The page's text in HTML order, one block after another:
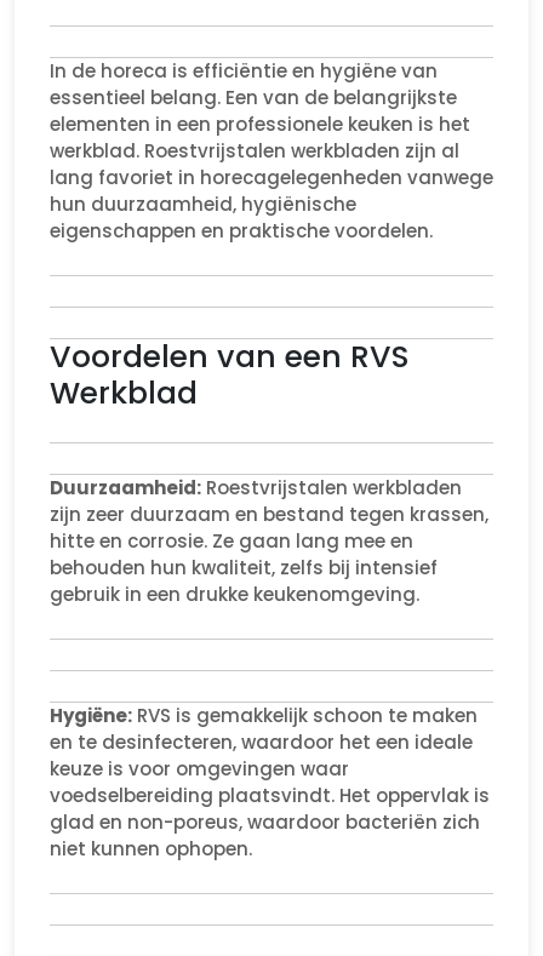
In de horeca is efficiëntie en hygiëne van
essentieel belang. Een van de belangrijkste
elementen in een professionele keuken is het
werkblad. Roestvrijstalen werkbladen zijn al
lang favoriet in horecagelegenheden vanwege
hun duurzaamheid, hygiënische
eigenschappen en praktische voordelen.
Voordelen van een RVS
Werkblad
Duurzaamheid:Roestvrijstalen werkbladen
zijn zeer duurzaam en bestand tegen krassen,
hitte en corrosie. Ze gaan lang mee en
behouden hun kwaliteit, zelfs bij intensief
gebruik in een drukke keukenomgeving.
Hygiëne:RVS is gemakkelijk schoon te maken
en te desinfecteren, waardoor het een ideale
keuze is voor omgevingen waar
voedselbereiding plaatsvindt. Het oppervlak is
glad en non-poreus, waardoor bacteriën zich
niet kunnen ophopen.